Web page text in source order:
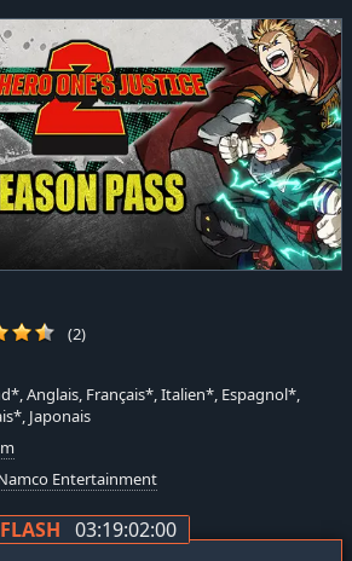
(2)
Anglais, Français*, Italien*, Espagnol*,
Japonais
Entertainment
FLASH 03:19:01:59